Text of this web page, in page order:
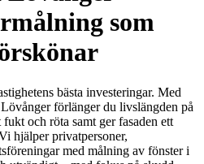
som
bästa investeringar. Med
förlänger du livslängden på
och röta samt ger fasaden ett
hjälper privatpersoner,
med målning av fönster i